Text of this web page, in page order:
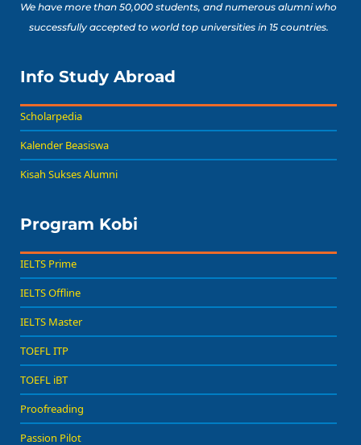
8 Lomba Jurusan
Psikologi untuk
Buat Persiapan Study
Baca Sekarang!
We have more than 50,000 students, and numerous alumni who
successfully accepted to world top universities in 15 countries.
Info Study Abroad
Scholarpedia
Kalender Beasiswa
Kisah Sukses Alumni
Program Kobi
IELTS Prime
IELTS Offline
IELTS Master
TOEFL ITP
TOEFL iBT
Proofreading
Passion Pilot